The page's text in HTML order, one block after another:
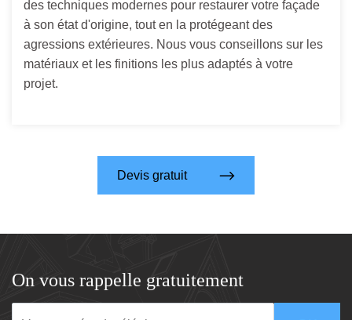
des techniques modernes pour restaurer votre façade
à son état d'origine, tout en la protégeant des
agressions extérieures. Nous vous conseillons sur les
matériaux et les finitions les plus adaptés à votre
projet.
Devis gratuit
On vous rappelle gratuitement